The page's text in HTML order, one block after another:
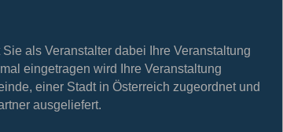
als Veranstalter dabei Ihre Veranstaltung
eingetragen wird Ihre Veranstaltung
einer Stadt in Österreich zugeordnet und
ausgeliefert.